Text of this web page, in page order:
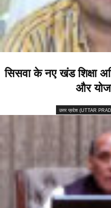
सिसवा के नए खंड शिक्षा
और
उत्तर प्रदेश (UTTAR